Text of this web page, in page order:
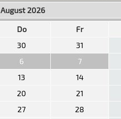
August 2026
Do Fr
30 31
6 7
13 14
20 21
27 28